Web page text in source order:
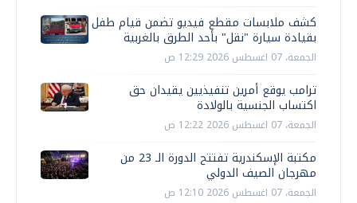
كشف ملابسات مقطع فيديو تضمن قيام طفل
بقيادة سيارة "نقل" بأحد الطرق بالغربية
الجمعة، 07 اغسطس 2026 12:29 ص
ترامب يوقع أمرين تنفيذيين يقيدان حق
اكتساب الجنسية بالولادة
الجمعة، 07 اغسطس 2026 12:22 ص
مكتبة الإسكندرية تفتتح الدورة الـ 23 من
مهرجان الصيف الدولي
الجمعة، 07 اغسطس 2026 12:10 ص